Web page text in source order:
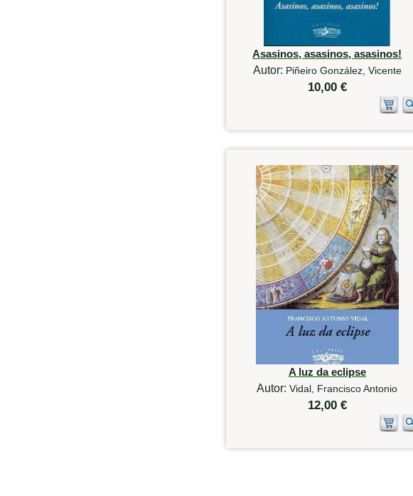
Asasinos, asasinos, asasinos!
Autor: Piñeiro González, Vicente
10,00 €
A luz da eclipse
Autor:Vidal, Francisco Antonio
12,00 €